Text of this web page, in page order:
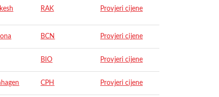
RAK Provjeri cijene
BCN Provjeri cijene
BIO Provjeri cijene
CPH Provjeri cijene